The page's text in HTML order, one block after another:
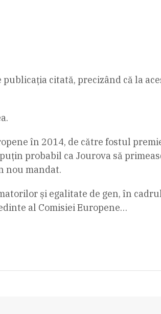
citată, precizând că la
în 2014, de către fostul
probabil ca Jourova să
nou mandat.
și egalitate de gen, în
al Comisiei Europene…